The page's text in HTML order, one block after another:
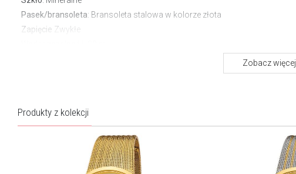
Pasek/bransoleta: Bransoleta stalowa w kolorze złota
Zapięcie Zwykłe
Elixa to marka, która w idealny sposób łączy nowoczesny design
z modowymi trendami, tworząc projekty dla kobiet przebojowych,
odważnych i ceniących niebanalne dodatki. To spojrzenie marka
urzeczywistnia zarówno w projektach biżuterii, jak i zegarków. Z
Zobacz więcej
Produkty z kolekcji